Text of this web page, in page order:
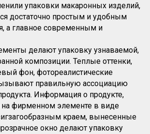
упаковки макаронных изделий,
достаточно простым и удобным
а главное современным и
делают упаковку узнаваемой,
композиции. Теплые оттенки,
фон, фотореалистические
правильную ассоциацию
Информация о продукте,
на фирменном элементе в виде
краем, вынесенные
окно делают упаковку